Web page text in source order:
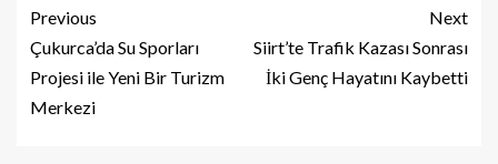
Previous
Çukurca’da Su Sporları
Projesi ile Yeni Bir Turizm
Merkezi
Next
Siirt’te Trafik Kazası Sonrası
İki Genç Hayatını Kaybetti